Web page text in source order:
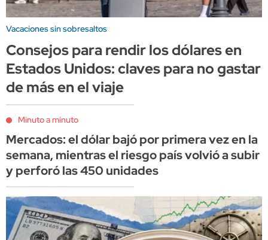
Vacaciones sin sobresaltos
Consejos para rendir los dólares en
Estados Unidos: claves para no gastar
de más en el viaje
Minuto a minuto
Mercados: el dólar bajó por primera vez en la
semana, mientras el riesgo país volvió a subir
y perforó las 450 unidades